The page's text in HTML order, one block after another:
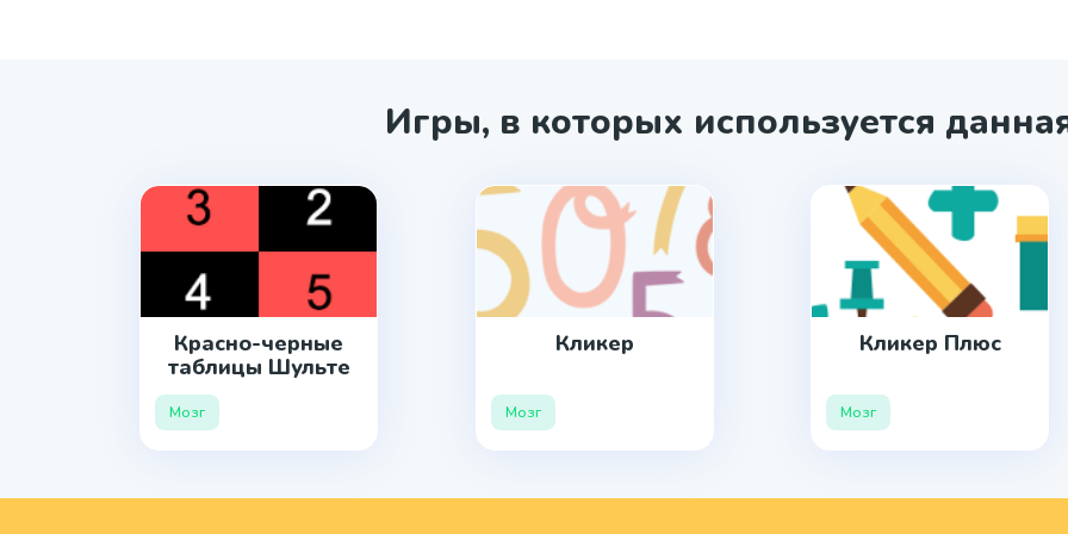
Игры, в которых используется
Красно-черные
таблицы Шульте
Мозг
Кликер
Мозг
Кликер Плюс
Мозг